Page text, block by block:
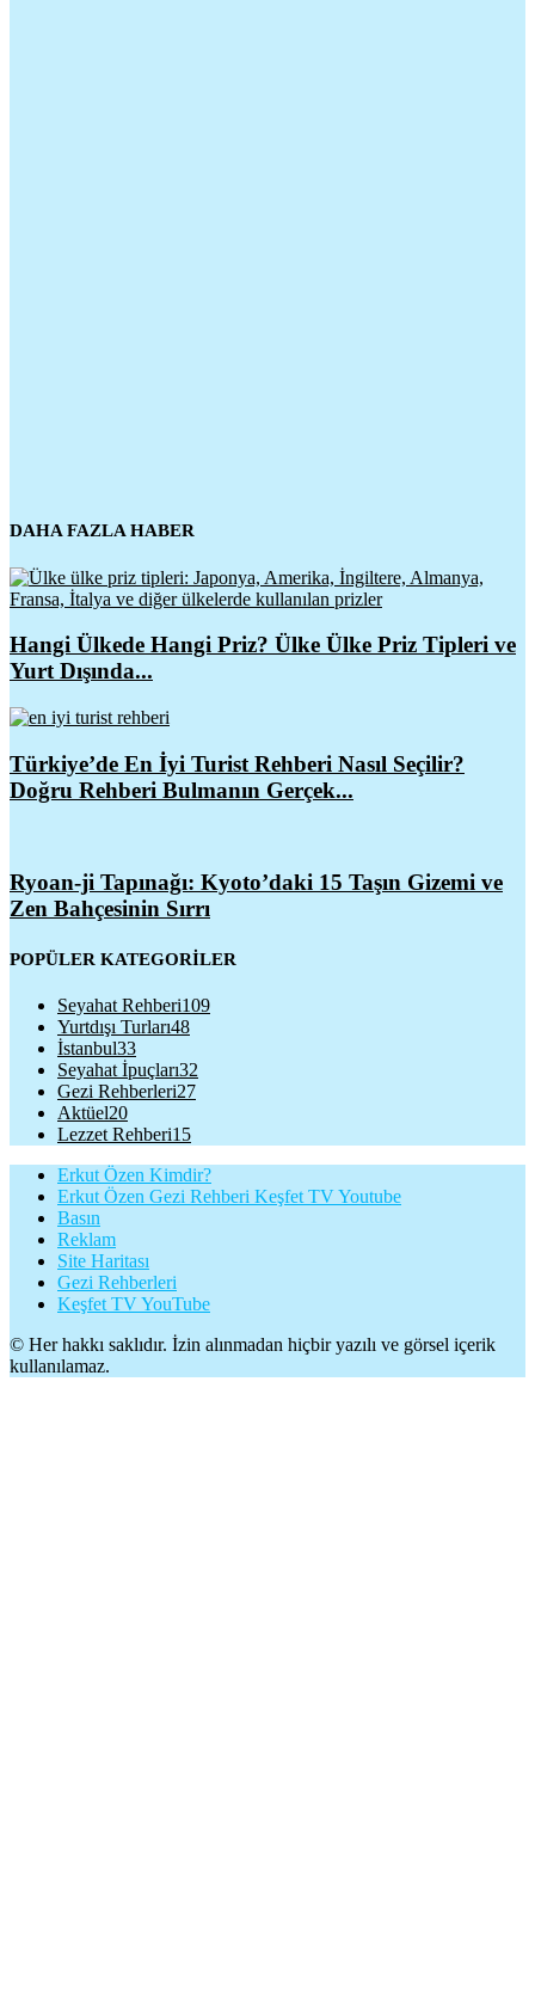
DAHA FAZLA HABER
Hangi Ülkede Hangi Priz? Ülke Ülke Priz Tipleri ve
Yurt Dışında...
Türkiye’de En İyi Turist Rehberi Nasıl Seçilir?
Doğru Rehberi Bulmanın Gerçek...
Ryoan-ji Tapınağı: Kyoto’daki 15 Taşın Gizemi ve
Zen Bahçesinin Sırrı
POPÜLER KATEGORİLER
Seyahat Rehberi109
Yurtdışı Turları48
İstanbul33
Seyahat İpuçları32
Gezi Rehberleri27
Aktüel20
Lezzet Rehberi15
Erkut Özen Kimdir?
Erkut Özen Gezi Rehberi Keşfet TV Youtube
Basın
Reklam
Site Haritası
Gezi Rehberleri
Keşfet TV YouTube
© Her hakkı saklıdır. İzin alınmadan hiçbir yazılı ve görsel içerik
kullanılamaz.